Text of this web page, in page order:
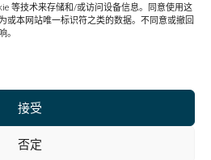
等技术来存储和/或访问设备信息。同意使用这
或本网站唯一标识符之类的数据。不同意或撤回
。
接受
否定